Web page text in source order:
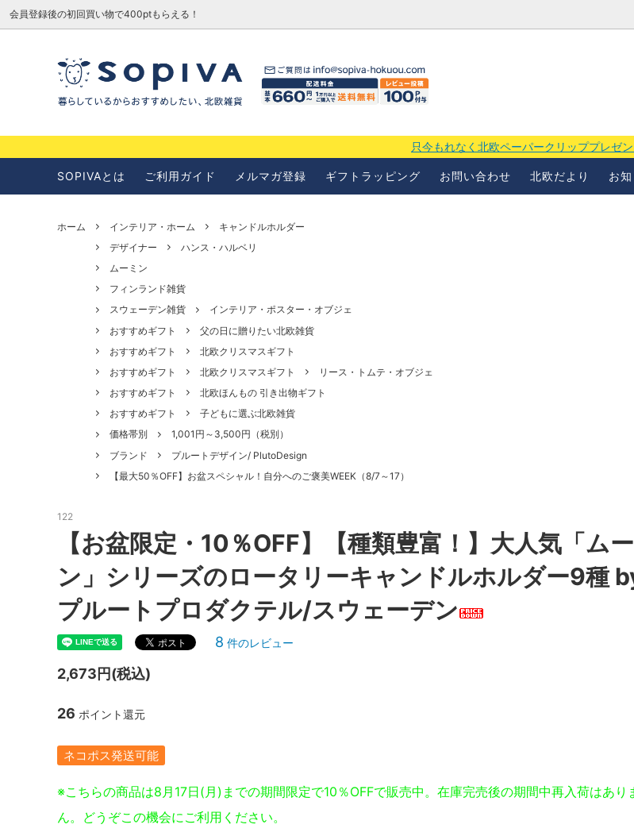
会員登録後の初回買い物で400ptもらえる！
只今もれなく北欧ペーパークリッププレゼン
SOPIVAとは ご利用ガイド メルマガ登録 ギフトラッピング お問い合わせ 北欧だより お
ホーム インテリア・ホーム
キャンドルホルダー
デザイナー
ハンス・ハルベリ
ムーミン
フィンランド雑貨
スウェーデン雑貨
インテリア・ポスター・オブジェ
おすすめギフト
父の日に贈りたい北欧雑貨
おすすめギフト
北欧クリスマスギフト
おすすめギフト
北欧クリスマスギフト
リース・トムテ・オブジェ
おすすめギフト
北欧ほんもの 引き出物ギフト
おすすめギフト
子どもに選ぶ北欧雑貨
価格帯別
1,001円～3,500円（税別）
ブランド
プルートデザイン/ PlutoDesign
【最大50％OFF】お盆スペシャル！自分へのご褒美WEEK（8/7～17）
122
【お盆限定・10％OFF】【種類豊富！】大人気「ム
ン」シリーズのロータリーキャンドルホルダー9種
プルートプロダクテル/スウェーデン
8 件のレビュー
2,673円(税込)
26 ポイント還元
ネコポス発送可能
※こちらの商品は8月17日(月)までの期間限定で10％OFFで販売中。在庫完売後の期間中再入荷はあり
ん。どうぞこの機会にご利用ください。